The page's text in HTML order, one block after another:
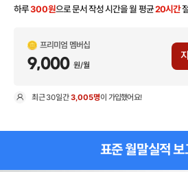
하루300원으로 문서 작성 시간을 월 평균20시간
프리미엄 멤버십
9,000 원/월
최근30일간3,005명이 가입했어요!
표준 월말실적 보